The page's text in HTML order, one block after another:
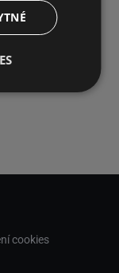
cookies